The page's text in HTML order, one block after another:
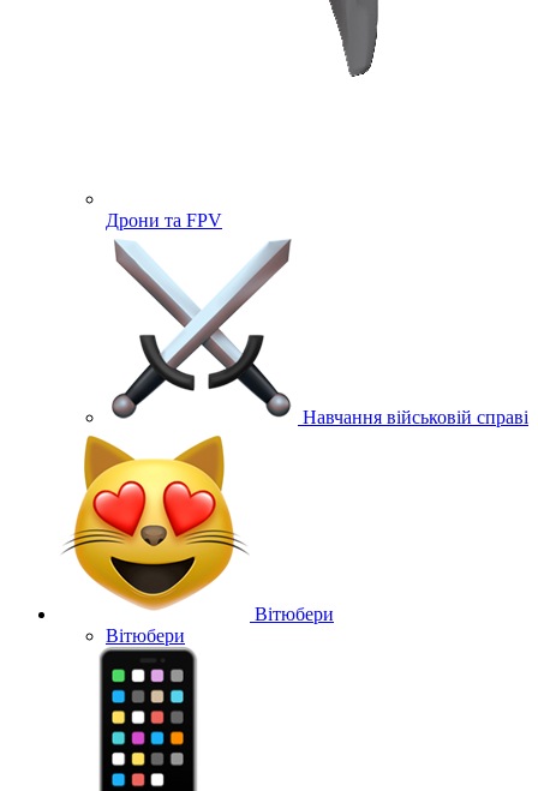
Дрони та FPV
Навчання військовій справі
Вітюбери
Вітюбери